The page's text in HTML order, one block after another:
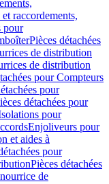
raccordements,
pour
Pièces détachées
de distribution
de distribution
pour Compteurs
pour
détachées pour
pour
Enjoliveurs pour
et aides à
pour
Pièces détachées
de